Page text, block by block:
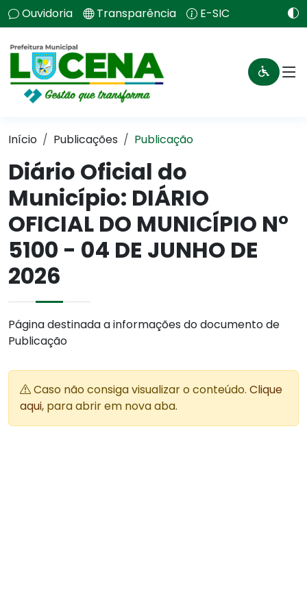
Ouvidoria Transparência E-SIC
Início Publicações Publicação
Diário Oficial do
Município: DIÁRIO
OFICIAL DO MUNICÍPIO N°
5100 - 04 DE JUNHO DE
2026
Página destinada a informações do documento de
Publicação
Caso não consiga visualizar o conteúdo. Clique
aqui, para abrir em nova aba.